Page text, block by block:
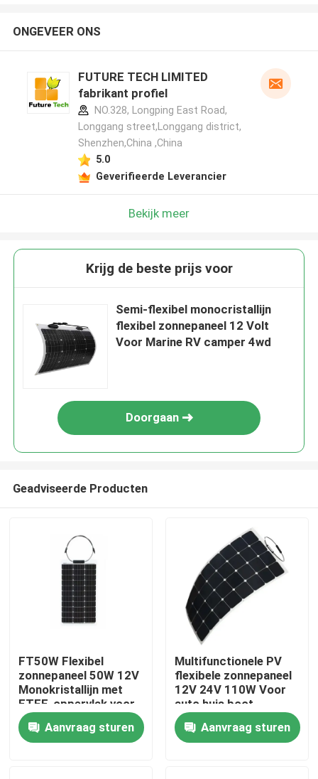
Thuis
ONGEVEER ONS
FUTURE TECH LIMITED
fabrikant profiel
NO.328, Longping East Road,
Longgang street,Longgang district,
Shenzhen,China ,China
5.0
Geverifieerde Leverancier
Bekijk meer
Krijg de beste prijs voor
Semi-flexibel monocristallijn
flexibel zonnepaneel 12 Volt
Voor Marine RV camper 4wd
Doorgaan
Geadviseerde Producten
FT50W Flexibel
zonnepaneel 50W 12V
Monokristallijn met
ETFE-oppervlak voor
buiten
Aanvraag sturen
Multifunctionele PV
flexibele zonnepaneel
12V 24V 110W Voor
auto huis boot
Aanvraag sturen